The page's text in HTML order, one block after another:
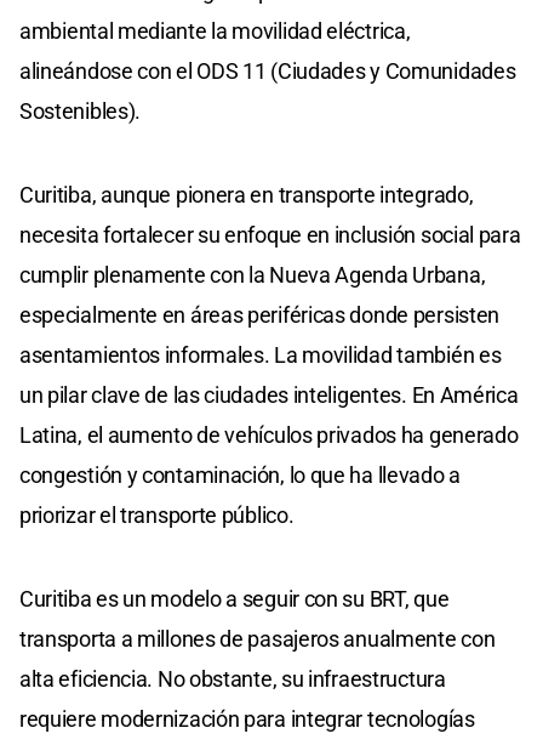
ambiental mediante la movilidad eléctrica,
alineándose con el ODS 11 (Ciudades y Comunidades
Sostenibles).
Curitiba, aunque pionera en transporte integrado,
necesita fortalecer su enfoque en inclusión social para
cumplir plenamente con la Nueva Agenda Urbana,
especialmente en áreas periféricas donde persisten
asentamientos informales. La movilidad también es
un pilar clave de las ciudades inteligentes. En América
Latina, el aumento de vehículos privados ha generado
congestión y contaminación, lo que ha llevado a
priorizar el transporte público.
Curitiba es un modelo a seguir con su BRT, que
transporta a millones de pasajeros anualmente con
alta eficiencia. No obstante, su infraestructura
requiere modernización para integrar tecnologías